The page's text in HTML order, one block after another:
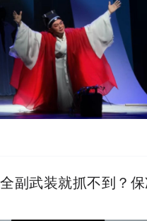
副武装就抓不到？